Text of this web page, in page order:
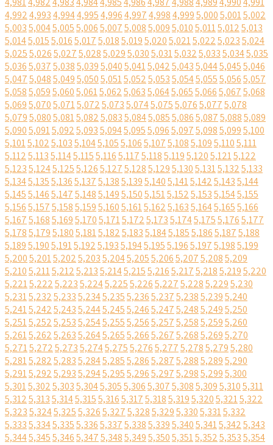
4,9924,9934,9944,9954,9964,9974,9984,9995,0005,0015,002
5,0035,0045,0055,0065,0075,0085,0095,0105,0115,0125,013
5,0145,0155,0165,0175,0185,0195,0205,0215,0225,0235,024
5,0255,0265,0275,0285,0295,0305,0315,0325,0335,0345,035
5,0365,0375,0385,0395,0405,0415,0425,0435,0445,0455,046
5,0475,0485,0495,0505,0515,0525,0535,0545,0555,0565,057
5,0585,0595,0605,0615,0625,0635,0645,0655,0665,0675,068
5,0695,0705,0715,0725,0735,0745,0755,0765,0775,078
5,0795,0805,0815,0825,0835,0845,0855,0865,0875,0885,089
5,0905,0915,0925,0935,0945,0955,0965,0975,0985,0995,100
5,1015,1025,1035,1045,1055,1065,1075,1085,1095,1105,111
5,1125,1135,1145,1155,1165,1175,1185,1195,1205,1215,122
5,1235,1245,1255,1265,1275,1285,1295,1305,1315,1325,133
5,1345,1355,1365,1375,1385,1395,1405,1415,1425,1435,144
5,1455,1465,1475,1485,1495,1505,1515,1525,1535,1545,155
5,1565,1575,1585,1595,1605,1615,1625,1635,1645,1655,166
5,1675,1685,1695,1705,1715,1725,1735,1745,1755,1765,177
5,1785,1795,1805,1815,1825,1835,1845,1855,1865,1875,188
5,1895,1905,1915,1925,1935,1945,1955,1965,1975,1985,199
5,2005,2015,2025,2035,2045,2055,2065,2075,2085,209
5,2105,2115,2125,2135,2145,2155,2165,2175,2185,2195,220
5,2215,2225,2235,2245,2255,2265,2275,2285,2295,230
5,2315,2325,2335,2345,2355,2365,2375,2385,2395,240
5,2415,2425,2435,2445,2455,2465,2475,2485,2495,250
5,2515,2525,2535,2545,2555,2565,2575,2585,2595,260
5,2615,2625,2635,2645,2655,2665,2675,2685,2695,270
5,2715,2725,2735,2745,2755,2765,2775,2785,2795,280
5,2815,2825,2835,2845,2855,2865,2875,2885,2895,290
5,2915,2925,2935,2945,2955,2965,2975,2985,2995,300
5,3015,3025,3035,3045,3055,3065,3075,3085,3095,3105,311
5,3125,3135,3145,3155,3165,3175,3185,3195,3205,3215,322
5,3235,3245,3255,3265,3275,3285,3295,3305,3315,332
5,3335,3345,3355,3365,3375,3385,3395,3405,3415,3425,343
5,3445,3455,3465,3475,3485,3495,3505,3515,3525,3535,354